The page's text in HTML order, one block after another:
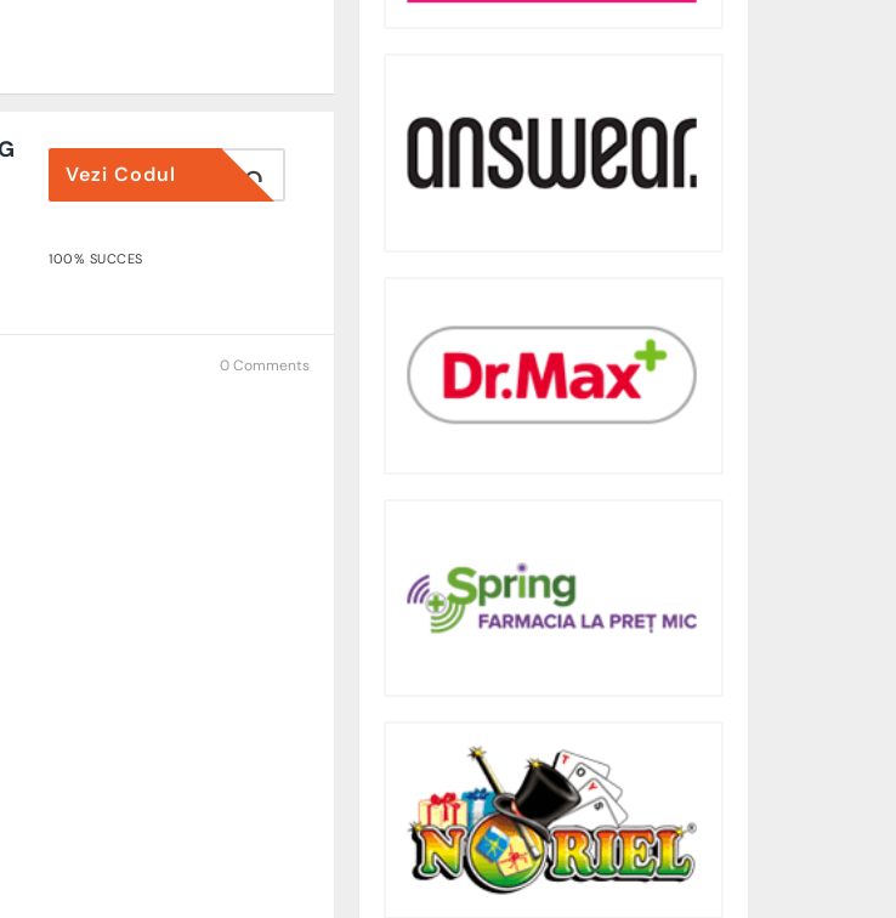
LOVEOMIO
Vezi Codul
100% SUCCES
0 Comments